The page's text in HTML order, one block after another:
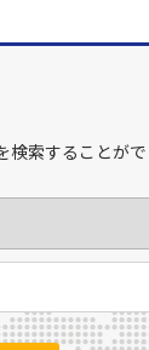
検索することが